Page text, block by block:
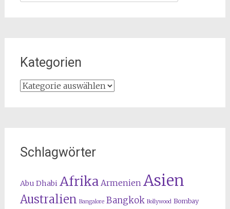
Kategorien
Kategorien
Schlagwörter
Abu Dhabi Afrika Armenien Asien
Australien Bangalore Bangkok Bollywood Bombay